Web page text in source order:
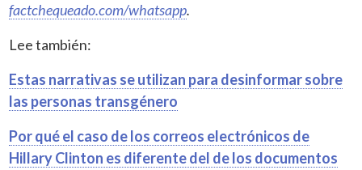
factchequeado.com/whatsapp.
Lee también:
Estas narrativas se utilizan para desinformar sobre
las personas transgénero
Por qué el caso de los correos electrónicos de
Hillary Clinton es diferente del de los documentos